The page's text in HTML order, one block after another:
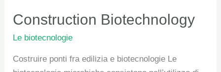
Construction Biotechnology
Le biotecnologie
Costruire ponti fra edilizia e biotecnologie Le
Construction